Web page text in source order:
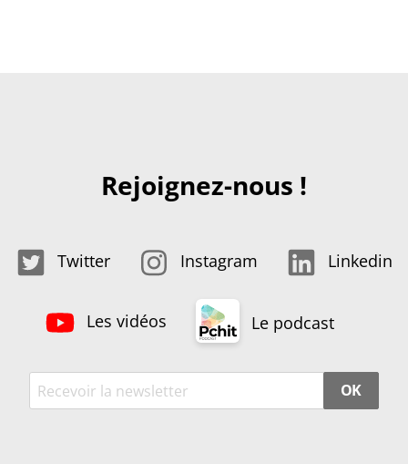
Rejoignez-nous !
Twitter Instagram Linkedin
Les vidéos Le podcast
OK